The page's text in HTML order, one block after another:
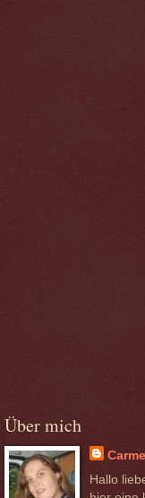
Über mich
Hallo